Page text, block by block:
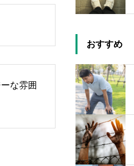
な雰囲
おすすめ